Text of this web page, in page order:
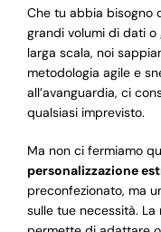
Che tu abbia bisogno
grandi volumi di dati
larga scala, noi
metodologia agile e
all’avanguardia, ci
qualsiasi imprevisto.
Ma non ci fermiamo
personalizzazione
preconfezionato, ma
sulle tue necessità.